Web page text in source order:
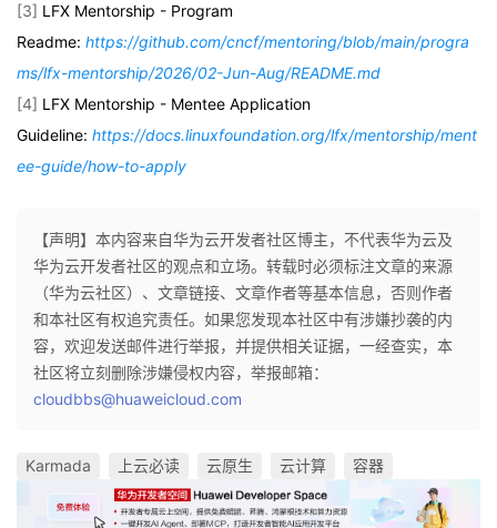
[3] LFX Mentorship - Program
Readme: https://github.com/cncf/mentoring/blob/main/progra
ms/lfx-mentorship/2026/02-Jun-Aug/README.md
[4] LFX Mentorship - Mentee Application
Guideline: https://docs.linuxfoundation.org/lfx/mentorship/ment
ee-guide/how-to-apply
【声明】本内容来自华为云开发者社区博主，不代表华为云及
华为云开发者社区的观点和立场。转载时必须标注文章的来源
（华为云社区）、文章链接、文章作者等基本信息，否则作者
和本社区有权追究责任。如果您发现本社区中有涉嫌抄袭的内
容，欢迎发送邮件进行举报，并提供相关证据，一经查实，本
社区将立刻删除涉嫌侵权内容，举报邮箱：
cloudbbs@huaweicloud.com
Karmada 上云必读 云原生 云计算 容器